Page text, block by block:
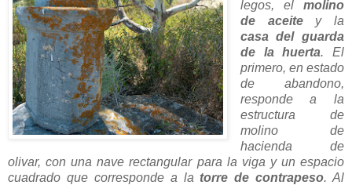
legos, el molino
de aceitey la
casa del guarda
de la huerta. El
primero, en estado
de abandono,
responde a la
estructura de
molino de
hacienda de
olivar, con una nave rectangular para la viga y un espacio
cuadrado que corresponde a la torre de contrapeso. Al